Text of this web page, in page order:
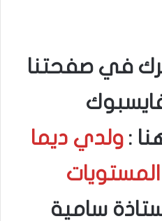
في صفحتنا
: ولدي ديما
سامية